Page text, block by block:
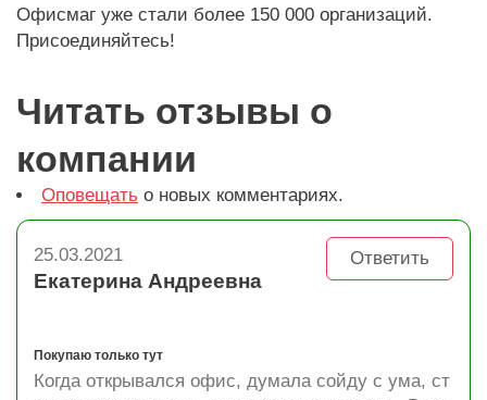
Офисмаг уже стали более 150 000 организаций.
Присоединяйтесь!
Читать отзывы о
компании
Оповещать о новых комментариях.
Ответить
25.03.2021
Екатерина Андреевна
Покупаю только тут
Когда открывался офис, думала сойду с ума, ст